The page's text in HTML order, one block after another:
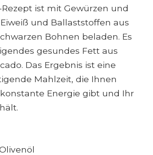
ist mit Gewürzen und
und Ballaststoffen aus
Bohnen beladen. Es
gesundes Fett aus
Das Ergebnis ist eine
Mahlzeit, die Ihnen
Energie gibt und Ihr